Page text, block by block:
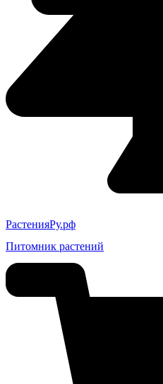
РастенияРу.рф
Питомник растений